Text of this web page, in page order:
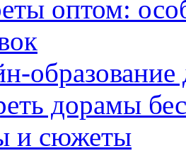
оптом:
дорамы
и сюжеты